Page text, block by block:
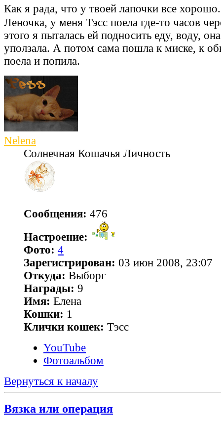
Как я рада, что у твоей лапочки все
Леночка, у меня Тэсс поела где-то часов
этого я пыталась ей подносить еду, воду,
уползала. А потом сама пошла к миске, к
поела и попила.
Nelena
Солнечная Кошачья Личность
Сообщения: 476
Настроение:
Фото: 4
Зарегистрирован: 03 июн 2008, 23:07
Откуда: Выборг
Награды: 9
Имя: Елена
Кошки: 1
Клички кошек: Тэсс
YouTube
Фотоальбом
Вернуться к началу
Вязка или операция